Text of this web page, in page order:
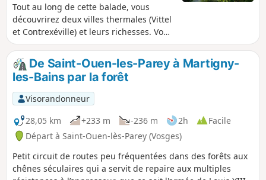
Tout au long de cette balade, vous
découvrirez deux villes thermales (Vittel
et Contrexéville) et leurs richesses. Vous
traverserez également Bulgnéville,
Mandres sur Vair et Norroy sur Vair,
avant de revenir à votre point de départ.
De Saint-Ouen-les-Parey à Martigny-
les-Bains par la forêt
Visorandonneur
28,05 km
+233 m -236 m 2h
Facile
Départ à Saint-Ouen-lès-Parey (Vosges)
Petit circuit de routes peu fréquentées dans des forêts aux
chênes séculaires qui a servit de repaire aux multiples